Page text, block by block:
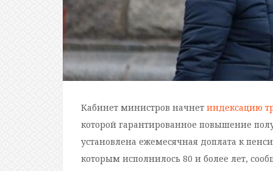
Кабинет министров начнет индексацию
которой гарантированное повышение
установлена ежемесячная доплата к
которым исполнилось 80 и более лет,